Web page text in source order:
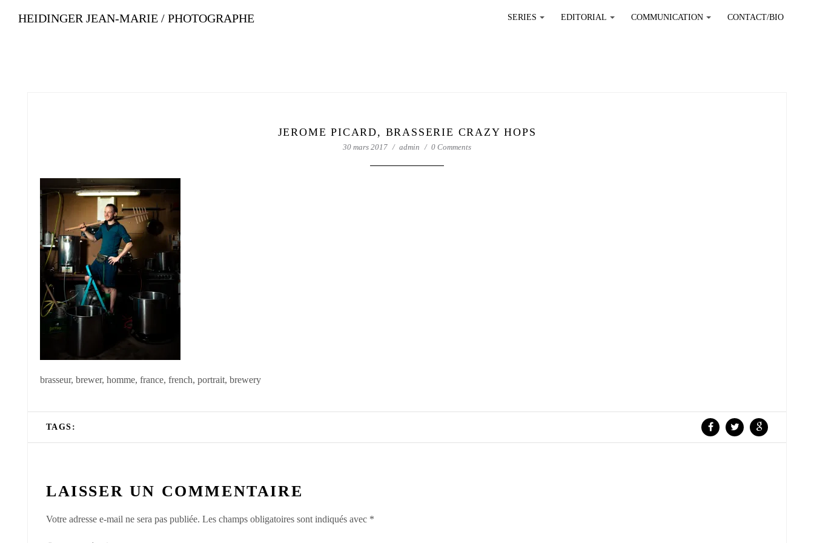
HEIDINGER JEAN-MARIE / PHOTOGRAPHE SERIES EDITORIAL COMMUNICATION CONTACT/BIO
JEROME PICARD, BRASSERIE CRAZY HOPS
30 mars 2017 admin 0 Comments
brasseur, brewer, homme, france, french, portrait, brewery
TAGS:
LAISSER UN COMMENTAIRE
Votre adresse e-mail ne sera pas publiée. Les champs obligatoires sont indiqués avec *